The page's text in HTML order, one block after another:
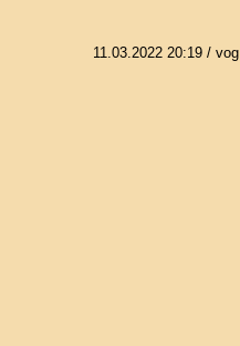
11.03.2022 20:19/ vog